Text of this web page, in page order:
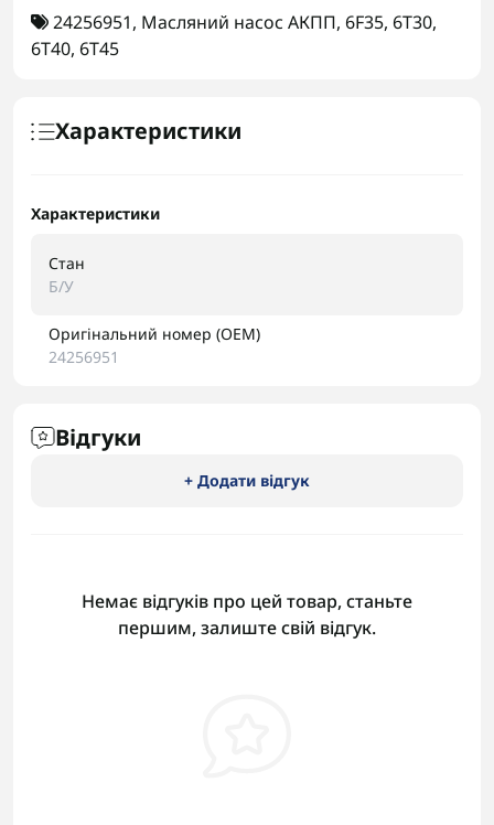
24256951, Масляний насос АКПП, 6F35, 6T30,
6T40, 6T45
Характеристики
Характеристики
Стан
Б/У
Оригінальний номер (OEM)
24256951
Відгуки
+ Додати відгук
Немає відгуків про цей товар, станьте
першим, залиште свій відгук.